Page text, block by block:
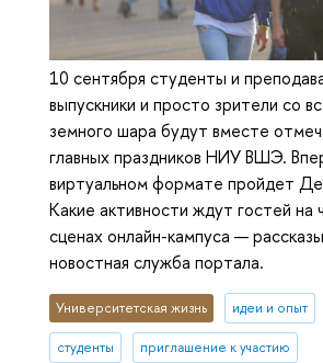
10 сентября студенты и
выпускники и просто зрители со
земного шара будут вместе
главных праздников НИУ ВШЭ.
виртуальном формате пройдет
Какие активности ждут гостей на
сценах онлайн-кампуса —
новостная служба портала.
Университетская жизнь идеи и опыт
студенты приглашение к участию